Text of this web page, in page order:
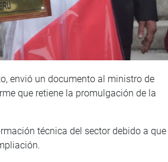
envió un documento al ministro de
que retiene la promulgación de la
técnica del sector debido a que